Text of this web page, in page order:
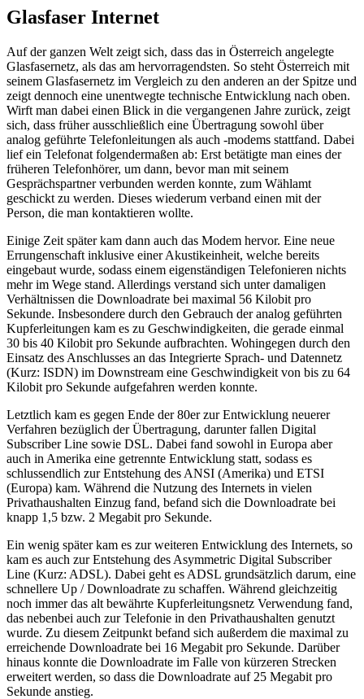
Glasfaser Internet
Auf der ganzen Welt zeigt sich, dass das in Österreich angelegte
Glasfasernetz, als das am hervorragendsten. So steht Österreich mit
seinem Glasfasernetz im Vergleich zu den anderen an der Spitze und
zeigt dennoch eine unentwegte technische Entwicklung nach oben.
Wirft man dabei einen Blick in die vergangenen Jahre zurück, zeigt
sich, dass früher ausschließlich eine Übertragung sowohl über
analog geführte Telefonleitungen als auch -modems stattfand. Dabei
lief ein Telefonat folgendermaßen ab: Erst betätigte man eines der
früheren Telefonhörer, um dann, bevor man mit seinem
Gesprächspartner verbunden werden konnte, zum Wählamt
geschickt zu werden. Dieses wiederum verband einen mit der
Person, die man kontaktieren wollte.
Einige Zeit später kam dann auch das Modem hervor. Eine neue
Errungenschaft inklusive einer Akustikeinheit, welche bereits
eingebaut wurde, sodass einem eigenständigen Telefonieren nichts
mehr im Wege stand. Allerdings verstand sich unter damaligen
Verhältnissen die Downloadrate bei maximal 56 Kilobit pro
Sekunde. Insbesondere durch den Gebrauch der analog geführten
Kupferleitungen kam es zu Geschwindigkeiten, die gerade einmal
30 bis 40 Kilobit pro Sekunde aufbrachten. Wohingegen durch den
Einsatz des Anschlusses an das Integrierte Sprach- und Datennetz
(Kurz: ISDN) im Downstream eine Geschwindigkeit von bis zu 64
Kilobit pro Sekunde aufgefahren werden konnte.
Letztlich kam es gegen Ende der 80er zur Entwicklung neuerer
Verfahren bezüglich der Übertragung, darunter fallen Digital
Subscriber Line sowie DSL. Dabei fand sowohl in Europa aber
auch in Amerika eine getrennte Entwicklung statt, sodass es
schlussendlich zur Entstehung des ANSI (Amerika) und ETSI
(Europa) kam. Während die Nutzung des Internets in vielen
Privathaushalten Einzug fand, befand sich die Downloadrate bei
knapp 1,5 bzw. 2 Megabit pro Sekunde.
Ein wenig später kam es zur weiteren Entwicklung des Internets, so
kam es auch zur Entstehung des Asymmetric Digital Subscriber
Line (Kurz: ADSL). Dabei geht es ADSL grundsätzlich darum, eine
schnellere Up / Downloadrate zu schaffen. Während gleichzeitig
noch immer das alt bewährte Kupferleitungsnetz Verwendung fand,
das nebenbei auch zur Telefonie in den Privathaushalten genutzt
wurde. Zu diesem Zeitpunkt befand sich außerdem die maximal zu
erreichende Downloadrate bei 16 Megabit pro Sekunde. Darüber
hinaus konnte die Downloadrate im Falle von kürzeren Strecken
erweitert werden, so dass die Downloadrate auf 25 Megabit pro
Sekunde anstieg.